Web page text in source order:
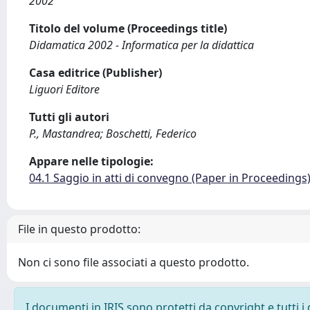
Titolo del volume (Proceedings title)
Didamatica 2002 - Informatica per la didattica
Casa editrice (Publisher)
Liguori Editore
Tutti gli autori
P., Mastandrea; Boschetti, Federico
Appare nelle tipologie:
04.1 Saggio in atti di convegno (Paper in Proceedings)
File in questo prodotto:
Non ci sono file associati a questo prodotto.